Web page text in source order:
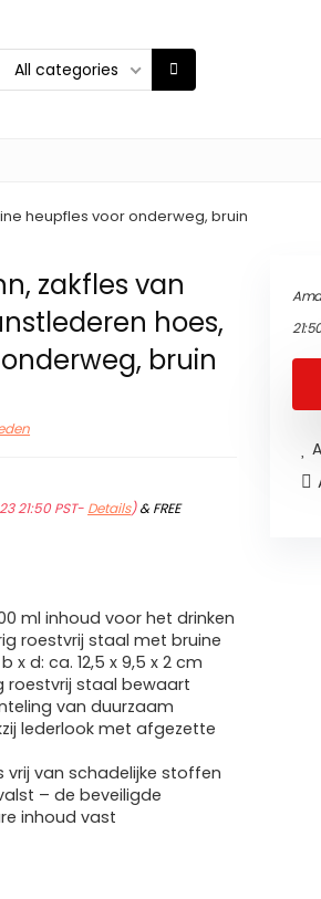
All categories
heupfles voor onderweg, bruin
zakfles van
hoes,
bruin
21:50 PST- Details)&FREE
ml inhoud voor het drinken
roestvrij staal met bruine
d: ca. 12,5 x 9,5 x 2 cm
roestvrij staal bewaart
van duurzaam
lederlook met afgezette
vrij van schadelijke stoffen
– de beveiligde
inhoud vast